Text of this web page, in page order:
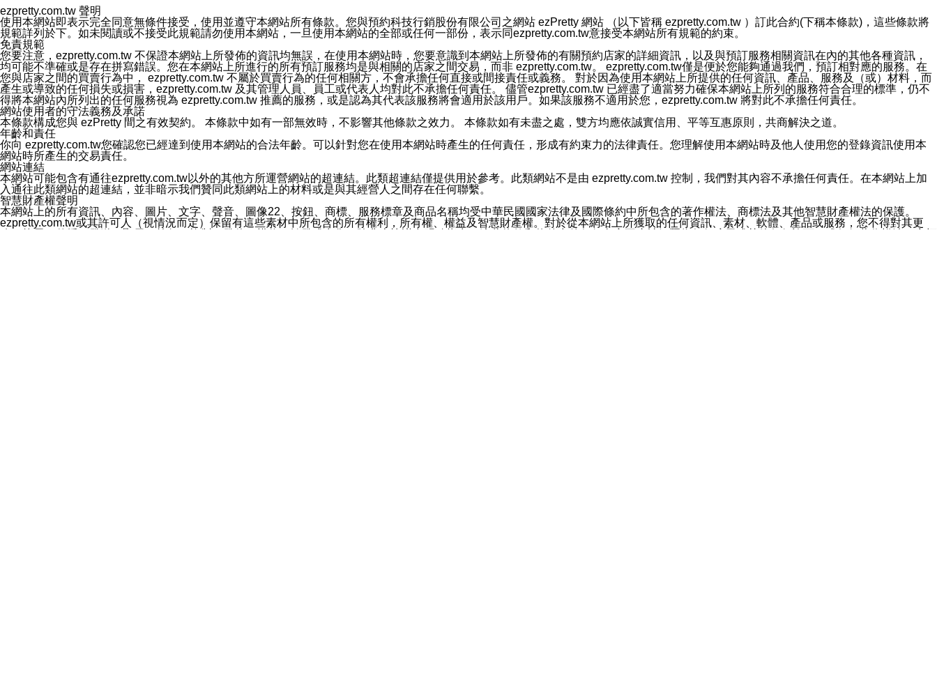
您同意本公司網站，透過您所提供的郵件地址與您取得聯絡並傳送或宣傳本網站各項服務之資料或電子郵件供您參考。您能依照該資料或電子郵件所指示之方法、說明或功能連結，隨時
停止接收這些資料或電子郵件。
十五、訊息通知
本公司/本服務將以通知型訊息傳送重要訊息給您。即使未加入本公司/本服務好友，您仍可接收到通知型訊息。
本公司/本服務傳送之通知型訊息以對您有效且重要的訊息為限，以廣告或其他目的的訊息皆不會被傳送。滿足以下三個條件者，將可收到通知型訊息。
1.LINE 帳號設定的電話號碼與本公司/本服務所傳來的電話號碼比對相符。
2.該 LINE 帳號已在 LINE APP 設定中，同意接收通知型訊息。
3.LINE 帳號未封鎖傳送訊息之 LINE 官方帳號。
欲變更通知型訊息的設定，操作如下：
1.點選「主頁」＞「設定」
2.點選「隱私設定」
3.點選「提供使用資料」
4.點選「LINE通知型訊息」
5.開關「接收LINE通知型訊息」
❗️關閉「接收通知型訊息」後，將不會接收到來自任何企業官方帳號或認證官方帳號的通知型訊息。
ezpretty.com.tw 聲明
使用本網站即表示完全同意無條件接受，使用並遵守本網站所有條款。您與預約科技行銷股份有限公司之網站 ezPretty 網站 （以下皆稱 ezpretty.com.tw ）訂此合約(下稱本條款)，這些條款將
規範詳列於下。如未閱讀或不接受此規範請勿使用本網站，一旦使用本網站的全部或任何一部份，表示同ezpretty.com.tw意接受本網站所有規範的約束。
免責規範
您要注意，ezpretty.com.tw 不保證本網站上所發佈的資訊均無誤，在使用本網站時，您要意識到本網站上所發佈的有關預約店家的詳細資訊，以及與預訂服務相關資訊在內的其他各種資訊，
均可能不準確或是存在拼寫錯誤。您在本網站上所進行的所有預訂服務均是與相關的店家之間交易，而非 ezpretty.com.tw。 ezpretty.com.tw僅是便於您能夠通過我們，預訂相對應的服務。在
您與店家之間的買賣行為中， ezpretty.com.tw 不屬於買賣行為的任何相關方，不會承擔任何直接或間接責任或義務。 對於因為使用本網站上所提供的任何資訊、產品、服務及（或）材料，而
產生或導致的任何損失或損害，ezpretty.com.tw 及其管理人員、員工或代表人均對此不承擔任何責任。 儘管ezpretty.com.tw 已經盡了適當努力確保本網站上所列的服務符合合理的標準，仍不
得將本網站內所列出的任何服務視為 ezpretty.com.tw 推薦的服務，或是認為其代表該服務將會適用於該用戶。如果該服務不適用於您，ezpretty.com.tw 將對此不承擔任何責任。
網站使用者的守法義務及承諾
本條款構成您與 ezPretty 間之有效契約。 本條款中如有一部無效時，不影響其他條款之效力。 本條款如有未盡之處，雙方均應依誠實信用、平等互惠原則，共商解決之道。
年齡和責任
你向 ezpretty.com.tw您確認您已經達到使用本網站的合法年齡。可以針對您在使用本網站時產生的任何責任，形成有約束力的法律責任。您理解使用本網站時及他人使用您的登錄資訊使用本
網站時所產生的交易責任。
網站連結
本網站可能包含有通往ezpretty.com.tw以外的其他方所運營網站的超連結。此類超連結僅提供用於參考。此類網站不是由 ezpretty.com.tw 控制，我們對其內容不承擔任何責任。在本網站上加
入通往此類網站的超連結，並非暗示我們贊同此類網站上的材料或是與其經營人之間存在任何聯繫。
智慧財產權聲明
本網站上的所有資訊、內容、圖片、文字、聲音、圖像22、按鈕、商標、服務標章及商品名稱均受中華民國國家法律及國際條約中所包含的著作權法、商標法及其他智慧財產權法的保護。
ezpretty.com.tw或其許可人（視情況而定）保留有這些素材中所包含的所有權利，所有權、權益及智慧財產權。對於從本網站上所獲取的任何資訊、素材、軟體、產品或服務，您不得對其更